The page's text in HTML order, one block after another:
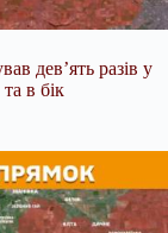
дев’ять разів у
в бік